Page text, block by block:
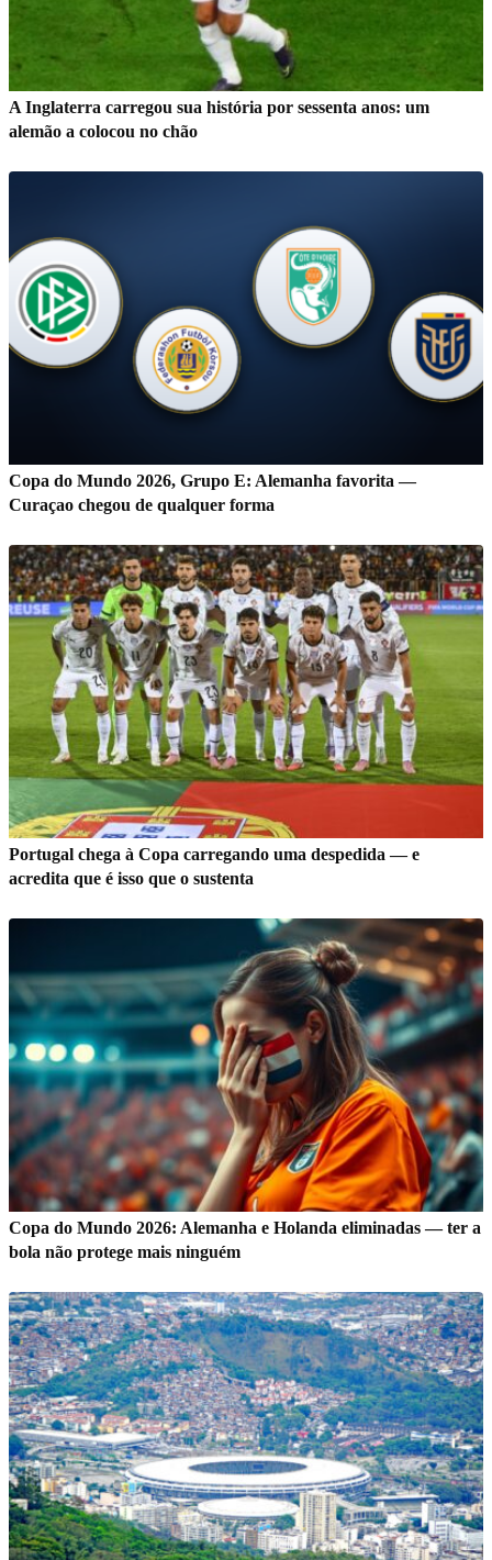
A Inglaterra carregou sua história por sessenta anos: um
alemão a colocou no chão
Copa do Mundo 2026, Grupo E: Alemanha favorita —
Curaçao chegou de qualquer forma
Portugal chega à Copa carregando uma despedida — e
acredita que é isso que o sustenta
Copa do Mundo 2026: Alemanha e Holanda eliminadas — ter a
bola não protege mais ninguém